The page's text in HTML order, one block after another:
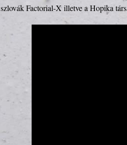
szlovák Factorial-X illetve a Hopika